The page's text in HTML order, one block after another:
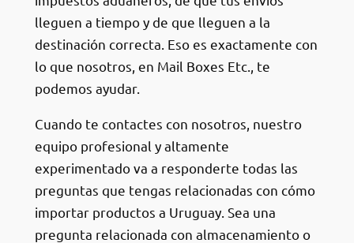
lleguen a tiempo y de que lleguen a la
destinación correcta. Eso es exactamente con
lo que nosotros, en Mail Boxes Etc., te
podemos ayudar.
Cuando te contactes con nosotros, nuestro
equipo profesional y altamente
experimentado va a responderte todas las
preguntas que tengas relacionadas con cómo
importar productos a Uruguay. Sea una
pregunta relacionada con almacenamiento o